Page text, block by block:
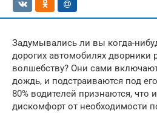
Задумывались ли вы когда-
дорогих автомобилях дворники
волшебству? Они сами
дождь, и подстраиваются под
80% водителей признаются,
дискомфорт от необходимости